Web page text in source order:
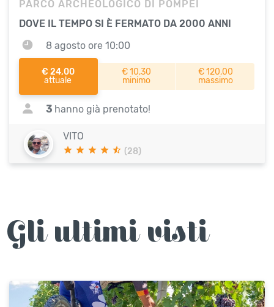
PARCO ARCHEOLOGICO DI POMPEI
DOVE IL TEMPO SI È FERMATO DA 2000 ANNI
8 agosto ore 10:00
€ 24,00
attuale
€ 10,30
minimo
€ 120,00
massimo
3 hanno già prenotato!
VITO
(28)
Gli ultimi visti